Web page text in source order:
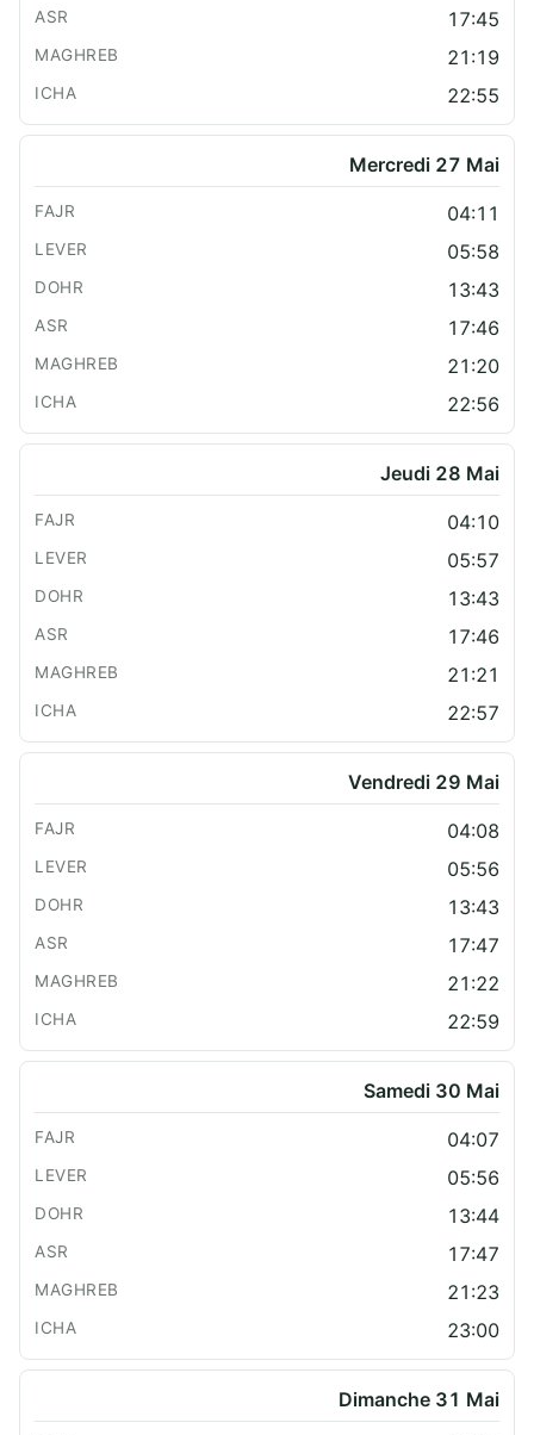
17:45
21:19
22:55
Mercredi 27 Mai
04:11
05:58
13:43
17:46
21:20
22:56
Jeudi 28 Mai
04:10
05:57
13:43
17:46
21:21
22:57
Vendredi 29 Mai
04:08
05:56
13:43
17:47
21:22
22:59
Samedi 30 Mai
04:07
05:56
13:44
17:47
21:23
23:00
Dimanche 31 Mai